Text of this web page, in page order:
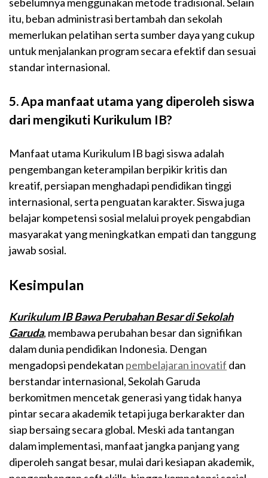
itu, beban administrasi bertambah dan sekolah
memerlukan pelatihan serta sumber daya yang cukup
untuk menjalankan program secara efektif dan sesuai
standar internasional.
5. Apa manfaat utama yang diperoleh siswa
dari mengikuti Kurikulum IB?
Manfaat utama Kurikulum IB bagi siswa adalah
pengembangan keterampilan berpikir kritis dan
kreatif, persiapan menghadapi pendidikan tinggi
internasional, serta penguatan karakter. Siswa juga
belajar kompetensi sosial melalui proyek pengabdian
masyarakat yang meningkatkan empati dan tanggung
jawab sosial.
Kesimpulan
Kurikulum IB Bawa Perubahan Besar di Sekolah
Garuda, membawa perubahan besar dan signifikan
dalam dunia pendidikan Indonesia. Dengan
mengadopsi pendekatan pembelajaran inovatif dan
berstandar internasional, Sekolah Garuda
berkomitmen mencetak generasi yang tidak hanya
pintar secara akademik tetapi juga berkarakter dan
siap bersaing secara global. Meski ada tantangan
dalam implementasi, manfaat jangka panjang yang
diperoleh sangat besar, mulai dari kesiapan akademik,